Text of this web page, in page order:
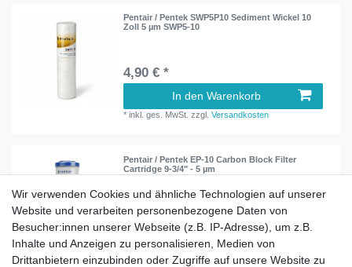
Pentair / Pentek SWP5P10 Sediment Wickel 10
Zoll 5 µm SWP5-10
4,90 € *
In den Warenkorb
*inkl. ges. MwSt. zzgl.Versandkosten
Pentair / Pentek EP-10 Carbon Block Filter
Cartridge 9-3/4" - 5 µm
19,90 € *
In den Warenkorb
*inkl. ges. MwSt.zzgl. Versandkosten
Wir verwenden Cookies und ähnliche Technologien auf unserer
Website und verarbeiten personenbezogene Daten von
Besucher:innen unserer Webseite (z.B. IP-Adresse), um z.B.
Inhalte und Anzeigen zu personalisieren, Medien von
Drittanbietern einzubinden oder Zugriffe auf unsere Website zu